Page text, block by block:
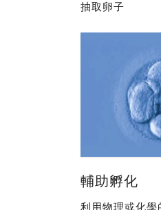
抽取卵子
輔助孵化
利用物理或化學